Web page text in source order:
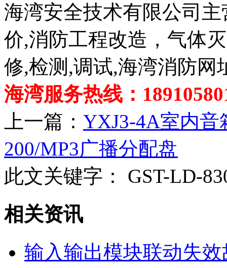
海湾安全技术有限公司
价,消防工程改造，气体
修,检测,调试,海湾消防网
海湾服务热线：
上一篇： YXJ3-4A室内音
200/MP3广播分配盘
此文关键字：
GST-LD-
相关资讯
输入输出模块联动失效